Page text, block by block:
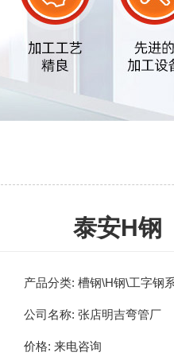
泰安H钢
产品分类: 槽钢\H钢\工字钢
公司名称: 张店明吉弯管厂
价格: 来电咨询